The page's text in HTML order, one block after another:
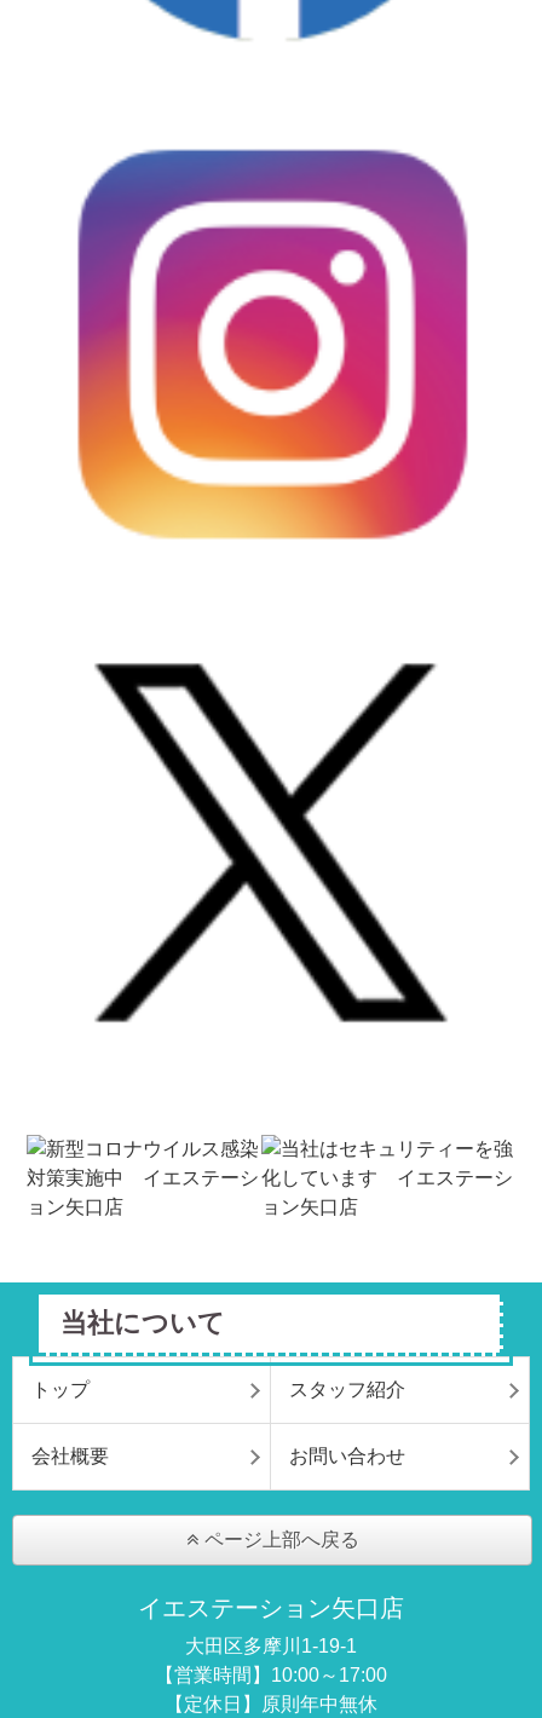
当社について
トップ スタッフ紹介
会社概要 お問い合わせ
ページ上部へ戻る
イエステーション矢口店
大田区多摩川1-19-1
【営業時間】10:00～17:00
【定休日】原則年中無休